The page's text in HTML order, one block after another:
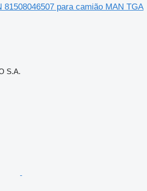
81508046507 para camião MAN TGA
S.A.